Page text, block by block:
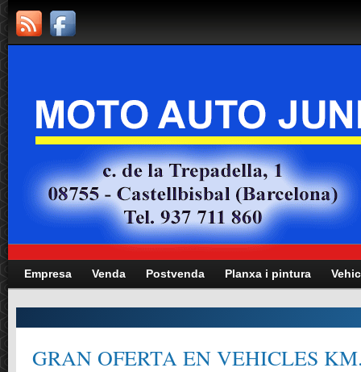
Empresa Venda Postvenda Planxa i pintura
GRAN OFERTA EN VEHICLES